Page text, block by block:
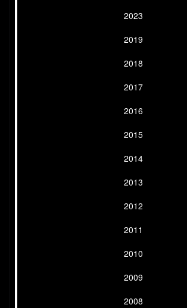
2023
2019
2018
2017
2016
2015
2014
2013
2012
2011
2010
2009
2008